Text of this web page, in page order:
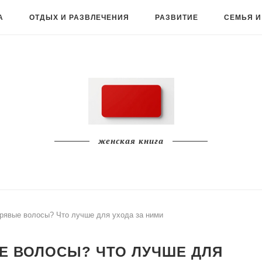
ОТДЫХ И РАЗВЛЕЧЕНИЯ РАЗВИТИЕ СЕМЬЯ И
женская книга
волосы? Что лучше для ухода за ними
ВОЛОСЫ? ЧТО ЛУЧШЕ ДЛЯ